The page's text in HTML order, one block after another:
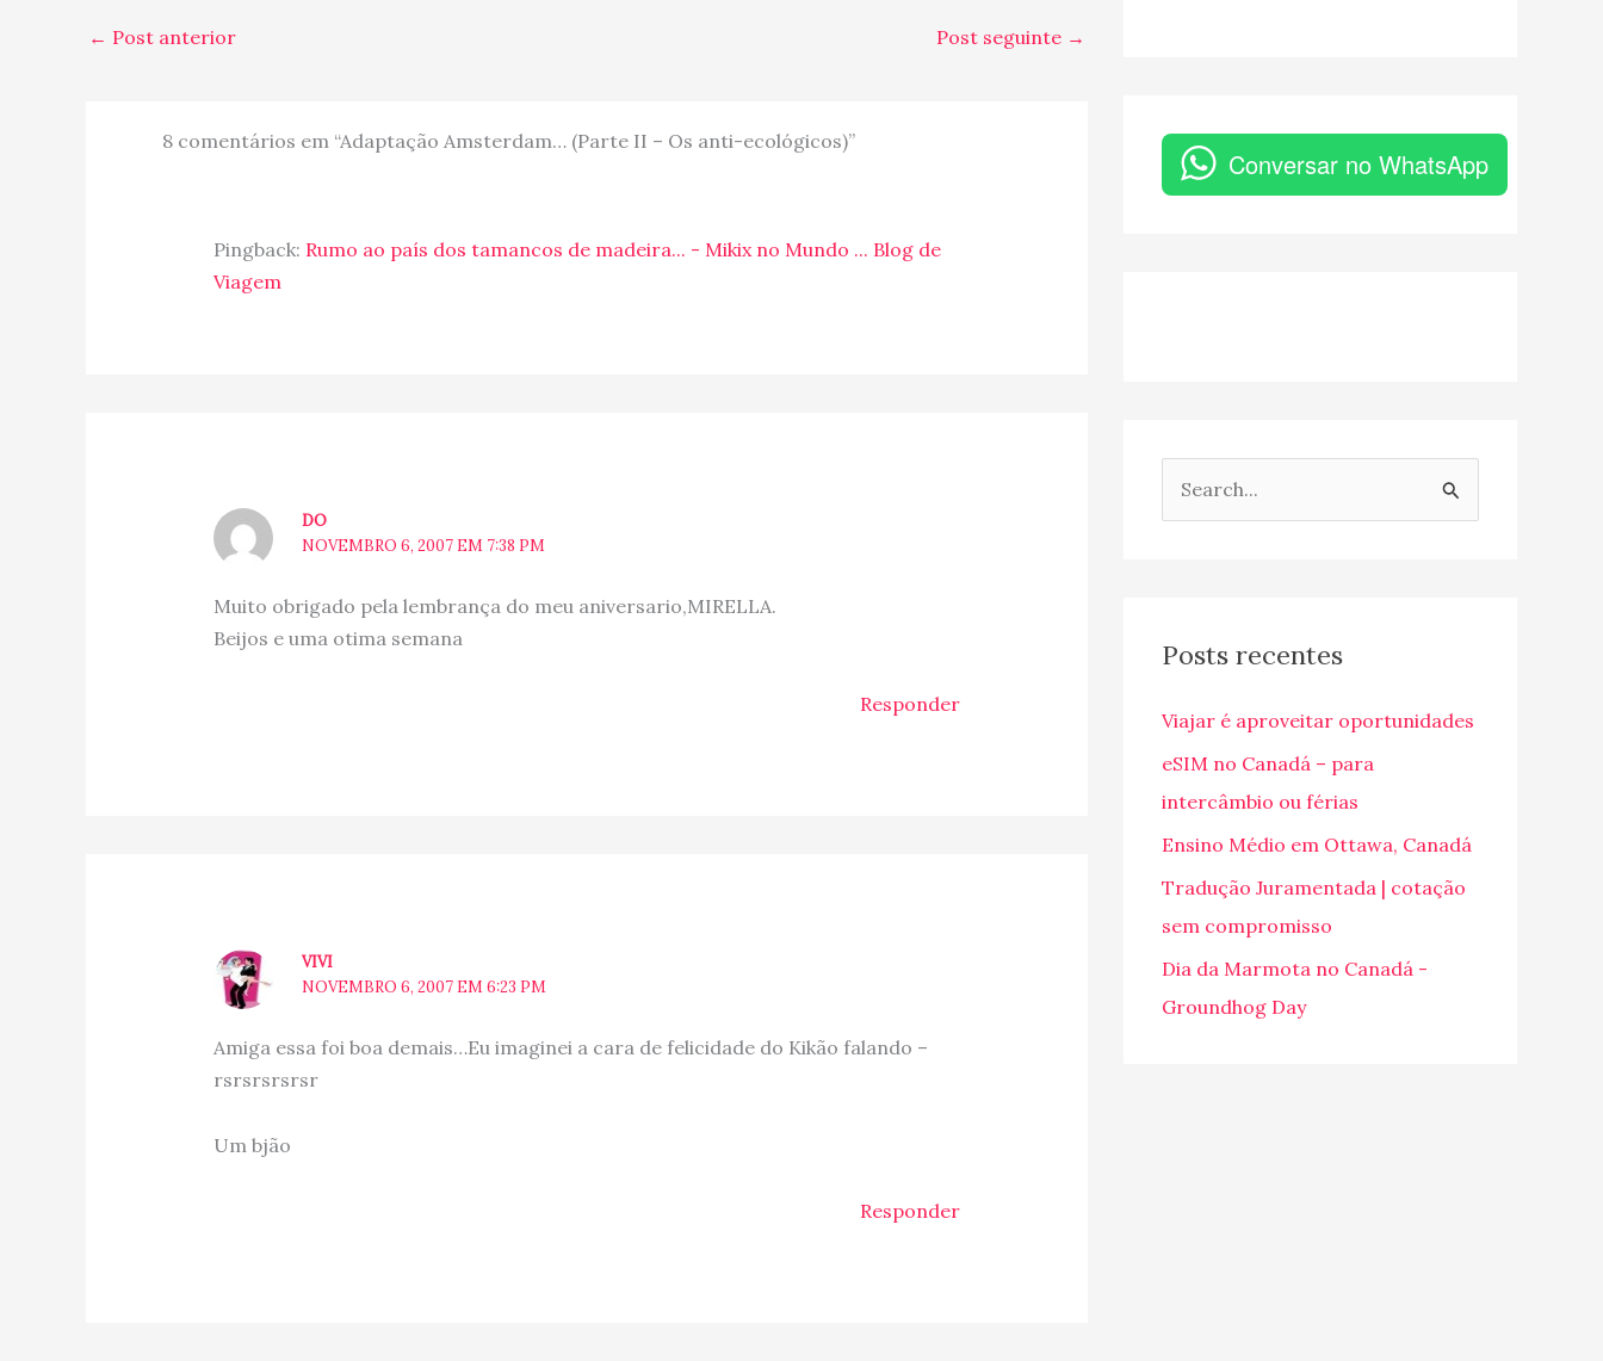
← Post anterior Post seguinte →
8 comentários em “Adaptação Amsterdam… (Parte II – Os anti-ecológicos)”
Pingback: Rumo ao país dos tamancos de madeira... - Mikix no Mundo ... Blog de
Viagem
DO
NOVEMBRO 6, 2007 EM 7:38 PM
Muito obrigado pela lembrança do meu aniversario,MIRELLA.
Beijos e uma otima semana
Responder
VIVI
NOVEMBRO 6, 2007 EM 6:23 PM
Amiga essa foi boa demais…Eu imaginei a cara de felicidade do Kikão falando –
rsrsrsrsrsr
Um bjão
Responder
Conversar no WhatsApp
u
s
a
r
p
o
Posts recentes
Viajar é aproveitar oportunidades
eSIM no Canadá – para
intercâmbio ou férias
Ensino Médio em Ottawa, Canadá
Tradução Juramentada | cotação
sem compromisso
Dia da Marmota no Canadá -
Groundhog Day